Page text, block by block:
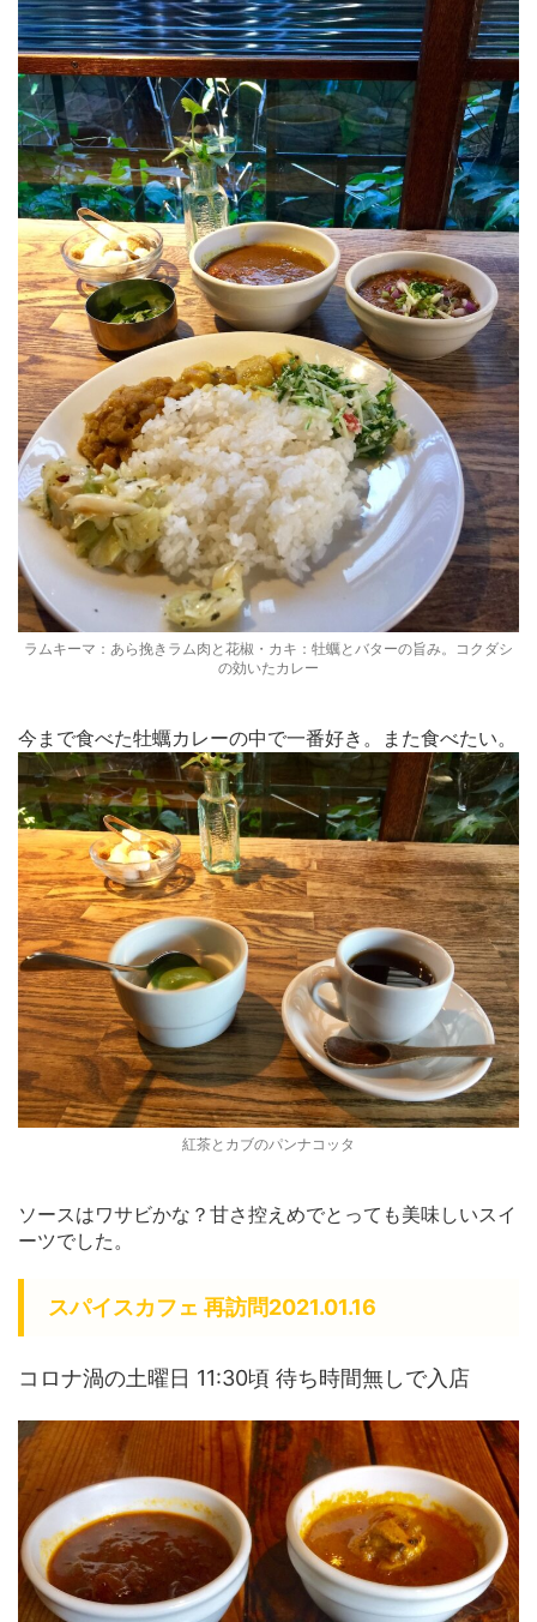
ラムキーマ：あら挽きラム肉と花椒・カキ：牡蠣とバターの旨み。コクダシ
の効いたカレー
今まで食べた牡蠣カレーの中で一番好き。また食べたい。
紅茶とカブのパンナコッタ
ソースはワサビかな？甘さ控えめでとっても美味しいスイ
ーツでした。
スパイスカフェ 再訪問2021.01.16
コロナ渦の土曜日 11:30頃 待ち時間無しで入店